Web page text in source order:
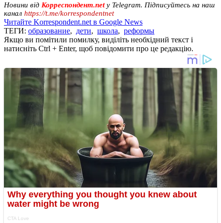
Новини від Корреспондент.netу Telegram. Підписуйтесь на наш
канал https://t.me/korrespondentnet
Читайте Korrespondent.net в Google News
ТЕГИ: образование, дети, школа, реформы
Якщо ви помітили помилку, виділіть необхідний текст і
натисніть Ctrl + Enter, щоб повідомити про це редакцію.